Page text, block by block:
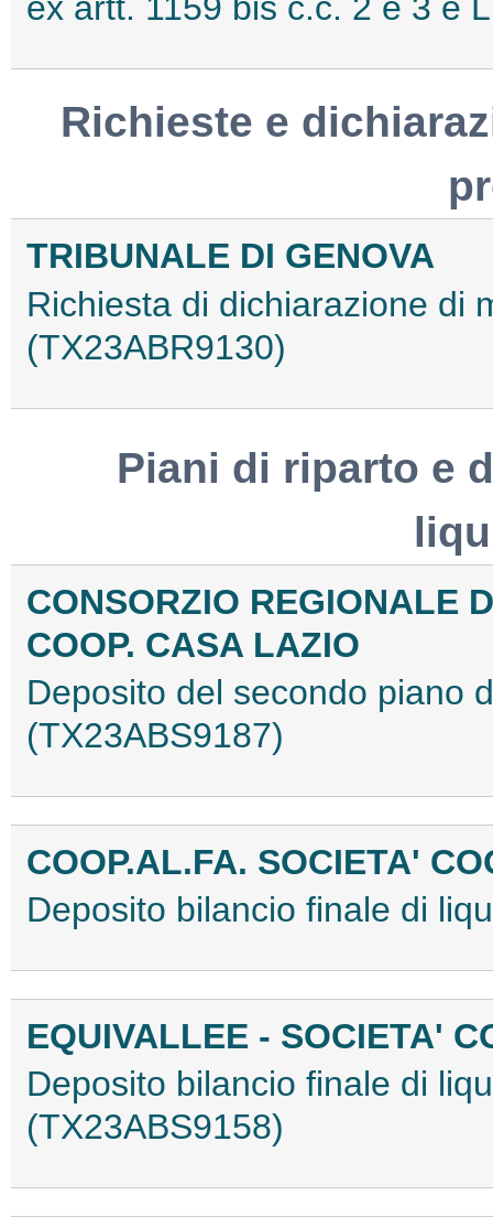
ex artt. 1159 bis c.c. 2 e 3 e
Richieste e
TRIBUNALE DI GENOVA
Richiesta di dichiarazione di
(TX23ABR9130)
Piani di riparto e
CONSORZIO REGIONALE
COOP. CASA LAZIO
Deposito del secondo piano
(TX23ABS9187)
COOP.AL.FA. SOCIETA'
Deposito bilancio finale di
EQUIVALLEE - SOCIETA'
Deposito bilancio finale di
(TX23ABS9158)